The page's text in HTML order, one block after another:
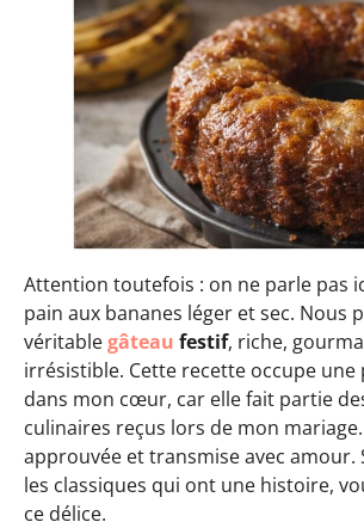
Attention toutefois : on ne parle pas
pain aux bananes léger et sec. Nous
véritablegâteau festif, riche,
irrésistible. Cette recette occupe une
dans mon cœur, car elle fait partie
culinaires reçus lors de mon
approuvée et transmise avec amour.
les classiques qui ont une histoire,
ce délice.